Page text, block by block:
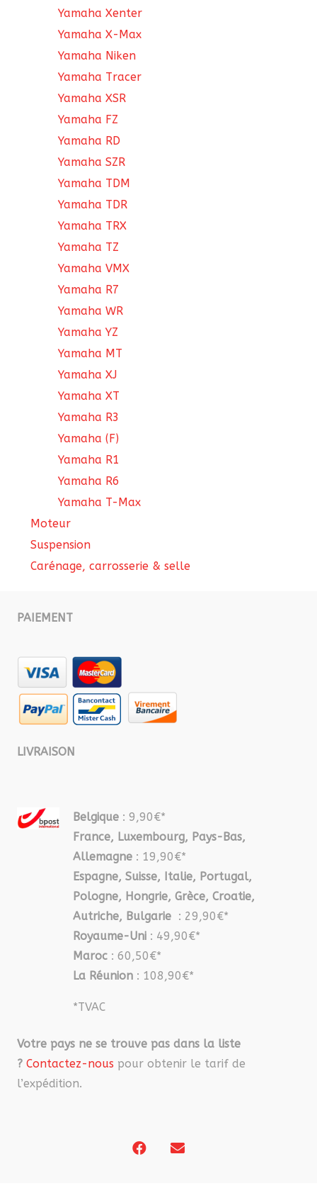
Yamaha Xenter
Yamaha X-Max
Yamaha Niken
Yamaha Tracer
Yamaha XSR
Yamaha FZ
Yamaha RD
Yamaha SZR
Yamaha TDM
Yamaha TDR
Yamaha TRX
Yamaha TZ
Yamaha VMX
Yamaha R7
Yamaha WR
Yamaha YZ
Yamaha MT
Yamaha XJ
Yamaha XT
Yamaha R3
Yamaha (F)
Yamaha R1
Yamaha R6
Yamaha T-Max
Moteur
Suspension
Carénage, carrosserie & selle
PAIEMENT
LIVRAISON
Belgique : 9,90€*
France, Luxembourg, Pays-Bas,
Allemagne : 19,90€*
Espagne, Suisse, Italie, Portugal,
Pologne, Hongrie, Grèce, Croatie,
Autriche, Bulgarie : 29,90€*
Royaume-Uni : 49,90€*
Maroc : 60,50€*
La Réunion : 108,90€*
*TVAC
Votre pays ne se trouve pas dans la liste
? Contactez-nous pour obtenir le tarif de
l’expédition.